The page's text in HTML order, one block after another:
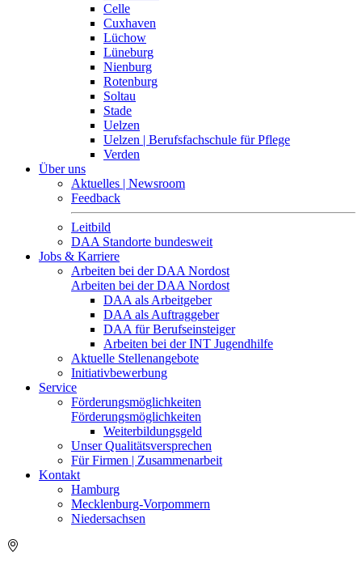
Celle
Cuxhaven
Lüchow
Lüneburg
Nienburg
Rotenburg
Soltau
Stade
Uelzen
Uelzen | Berufsfachschule für Pflege
Verden
Über uns
Aktuelles | Newsroom
Feedback
Leitbild
DAA Standorte bundesweit
Jobs & Karriere
Arbeiten bei der DAA Nordost
Arbeiten bei der DAA Nordost
DAA als Arbeitgeber
DAA als Auftraggeber
DAA für Berufseinsteiger
Arbeiten bei der INT Jugendhilfe
Aktuelle Stellenangebote
Initiativbewerbung
Service
Förderungsmöglichkeiten
Förderungsmöglichkeiten
Weiterbildungsgeld
Unser Qualitätsversprechen
Für Firmen | Zusammenarbeit
Kontakt
Hamburg
Mecklenburg-Vorpommern
Niedersachsen